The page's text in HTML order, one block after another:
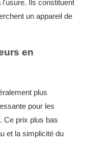
Ils constituent
un appareil de
en
plus
pour les
Ce prix plus bas
et la simplicité du